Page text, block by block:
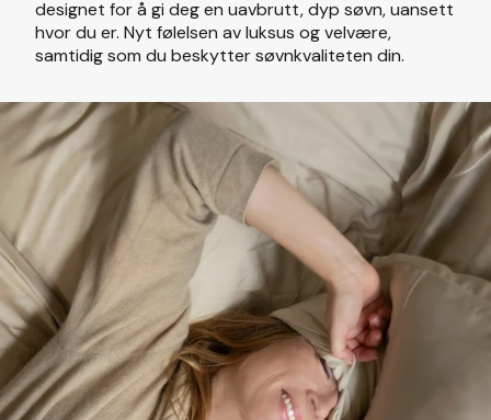
designet for å gi deg en uavbrutt, dyp søvn, uansett
hvor du er. Nyt følelsen av luksus og velvære,
samtidig som du beskytter søvnkvaliteten din.